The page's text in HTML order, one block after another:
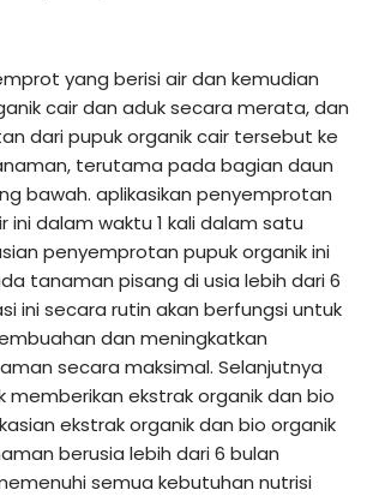
yang berisi air dan kemudian
cair dan aduk secara merata, dan
dari pupuk organik cair tersebut ke
terutama pada bagian daun
bawah. aplikasikan penyemprotan
ini dalam waktu 1 kali dalam satu
penyemprotan pupuk organik ini
tanaman pisang di usia lebih dari 6
ini secara rutin akan berfungsi untuk
dan meningkatkan
secara maksimal. Selanjutnya
memberikan ekstrak organik dan bio
ekstrak organik dan bio organik
berusia lebih dari 6 bulan
semua kebutuhan nutrisi